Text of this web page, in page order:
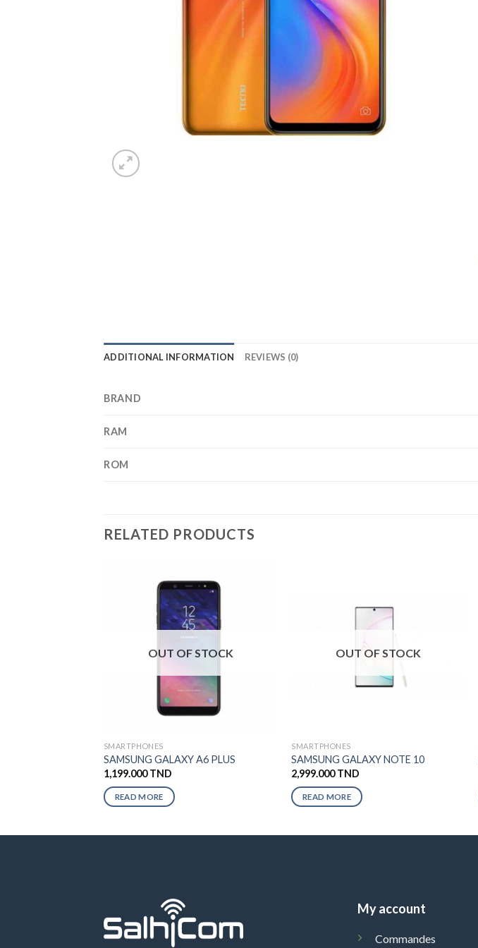
ADDITIONAL INFORMATION REVIEWS (0)
BRAND
RAM
ROM
RELATED PRODUCTS
OUT OF STOCK
SMARTPHONES
SAMSUNG GALAXY A6 PLUS
1,199.000TND
READ MORE
OUT OF STOCK
SMARTPHONES
SAMSUNG GALAXY NOTE 10
2,999.000TND
READ MORE
My account
Commandes